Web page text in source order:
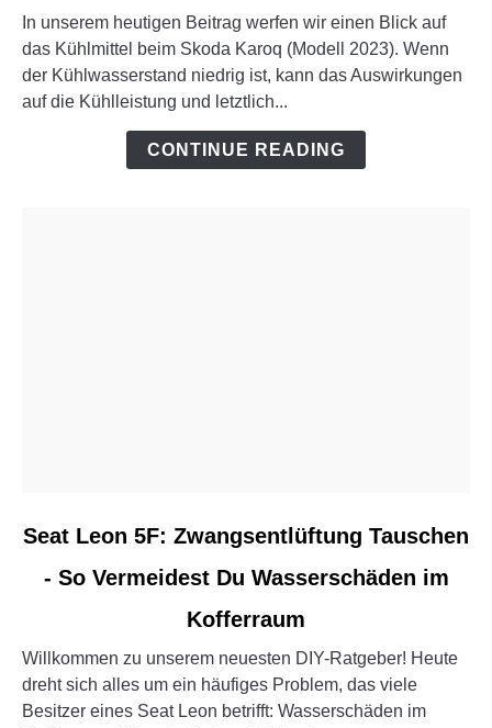
Skoda
Karoq
Kühlmittel
nachfüllen
In unserem heutigen Beitrag werfen wir einen Blick auf
das Kühlmittel beim Skoda Karoq (Modell 2023). Wenn
der Kühlwasserstand niedrig ist, kann das Auswirkungen
auf die Kühlleistung und letztlich...
CONTINUE READING
link
Seat
Zwangsentlüftung
Tauschen
-
Seat Leon 5F: Zwangsentlüftung Tauschen
- So Vermeidest Du Wasserschäden im
Kofferraum
Willkommen zu unserem neuesten DIY-Ratgeber! Heute
dreht sich alles um ein häufiges Problem, das viele
Besitzer eines Seat Leon betrifft: Wasserschäden im